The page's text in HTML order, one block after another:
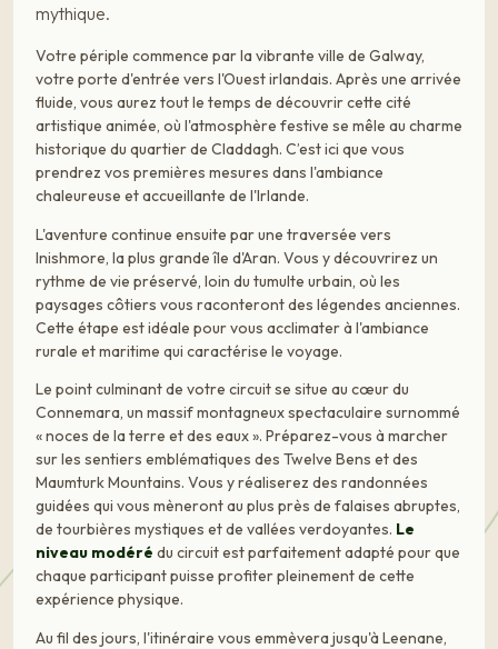
mythique.
Votre périple commence par la vibrante ville de Galway,
votre porte d'entrée vers l'Ouest irlandais. Après une arrivée
fluide, vous aurez tout le temps de découvrir cette cité
artistique animée, où l'atmosphère festive se mêle au charme
historique du quartier de Claddagh. C’est ici que vous
prendrez vos premières mesures dans l'ambiance
chaleureuse et accueillante de l'Irlande.
L'aventure continue ensuite par une traversée vers
Inishmore, la plus grande île d'Aran. Vous y découvrirez un
rythme de vie préservé, loin du tumulte urbain, où les
paysages côtiers vous raconteront des légendes anciennes.
Cette étape est idéale pour vous acclimater à l'ambiance
rurale et maritime qui caractérise le voyage.
Le point culminant de votre circuit se situe au cœur du
Connemara, un massif montagneux spectaculaire surnommé
« noces de la terre et des eaux ». Préparez-vous à marcher
sur les sentiers emblématiques des Twelve Bens et des
Maumturk Mountains. Vous y réaliserez des randonnées
guidées qui vous mèneront au plus près de falaises abruptes,
de tourbières mystiques et de vallées verdoyantes. Le
niveau modéré du circuit est parfaitement adapté pour que
chaque participant puisse profiter pleinement de cette
expérience physique.
Au fil des jours, l'itinéraire vous emmèvera jusqu'à Leenane,